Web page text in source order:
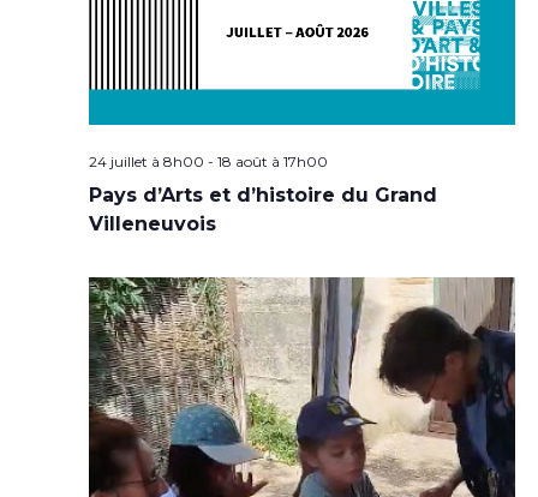
24 juillet à 8h00 - 18 août à 17h00
Pays d’Arts et d’histoire du Grand
Villeneuvois